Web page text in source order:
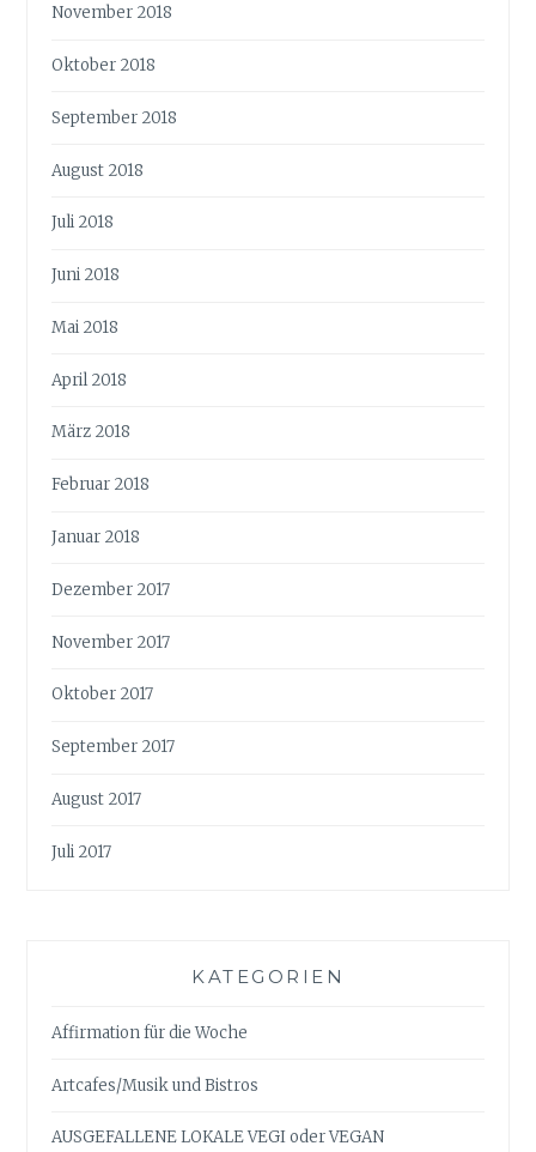
November 2018
Oktober 2018
September 2018
August 2018
Juli 2018
Juni 2018
Mai 2018
April 2018
März 2018
Februar 2018
Januar 2018
Dezember 2017
November 2017
Oktober 2017
September 2017
August 2017
Juli 2017
KATEGORIEN
Affirmation für die Woche
Artcafes/Musik und Bistros
AUSGEFALLENE LOKALE VEGI oder VEGAN